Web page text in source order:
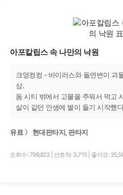
아포칼립스 속 나만의 낙원
크엉컹컹 - 바이러스와 돌연변이 괴
상.
돔 시티 밖에서 고물을 주워서 먹고
살이 같던 인생에 볕이 들기 시작했
유료 〉 현대판타지, 판타지
조회수: 799,822 선호작: 3,715 좋아요: